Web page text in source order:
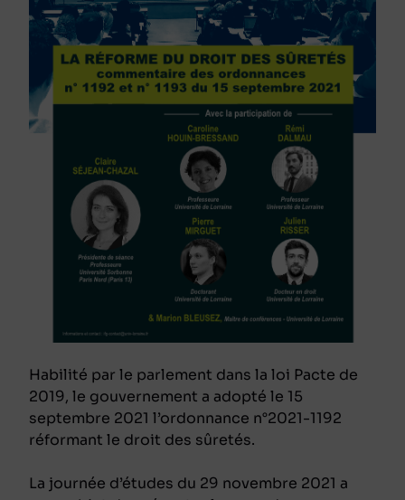
Habilité par le parlement dans la loi Pacte de
2019, le gouvernement a adopté le 15
septembre 2021 l’ordonnance n°2021-1192
réformant le droit des sûretés.
La journée d’études du 29 novembre 2021 a